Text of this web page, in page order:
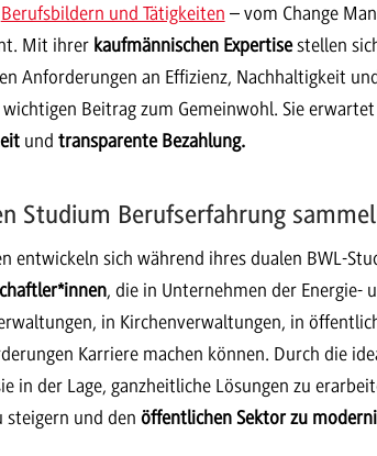
Berufsbildern und Tätigkeiten – vom Change
Mit ihrer kaufmännischen Expertisestellen
Anforderungen an Effizienz, Nachhaltigkeit
Beitrag zum Gemeinwohl. Sie
und transparente Bezahlung.
Studium Berufserfahrung
entwickeln sich während ihres dualen BWL-
, die in Unternehmen der Energie-
in Kirchenverwaltungen, in
Karriere machen können. Durch die
in der Lage, ganzheitliche Lösungen zu
steigern und den öffentlichen Sektor zu